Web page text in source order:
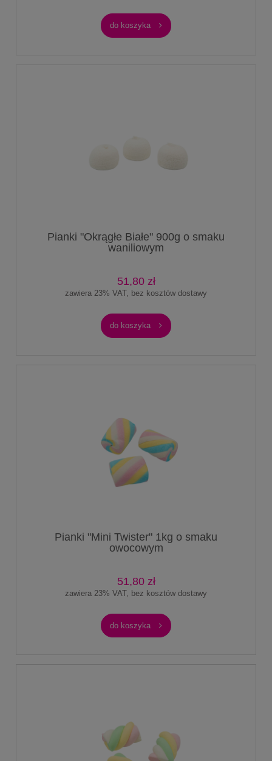
do koszyka
Pianki "Okrągłe Białe" 900g o smaku
waniliowym
51,80 zł
zawiera 23% VAT, bez kosztów dostawy
do koszyka
Pianki "Mini Twister" 1kg o smaku
owocowym
51,80 zł
zawiera 23% VAT, bez kosztów dostawy
do koszyka